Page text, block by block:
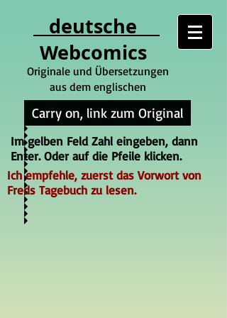
deutsche
Webcomics
Originale und Übersetzungen
aus dem englischen
Carry on, link zum Original
Im gelben Feld Zahl eingeben, dann
Enter. Oder auf die Pfeile klicken.
Ich empfehle, zuerst das Vorwort von
Freds Tagebuch zu lesen.